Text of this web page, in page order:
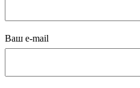
Ваш e-mail